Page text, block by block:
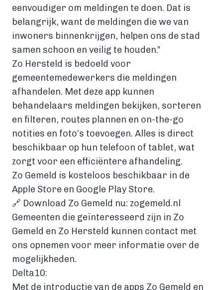
eenvoudiger om meldingen te doen. Dat is
belangrijk, want de meldingen die we van
inwoners binnenkrijgen, helpen ons de stad
samen schoon en veilig te houden.”
Zo Hersteld is bedoeld voor
gemeentemedewerkers die meldingen
afhandelen. Met deze app kunnen
behandelaars meldingen bekijken, sorteren
en filteren, routes plannen en on-the-go
notities en foto’s toevoegen. Alles is direct
beschikbaar op hun telefoon of tablet, wat
zorgt voor een efficiëntere afhandeling.
Zo Gemeld is kosteloos beschikbaar in de
Apple Store en Google Play Store.
🔗 Download Zo Gemeld nu: zogemeld.nl
Gemeenten die geïnteresseerd zijn in Zo
Gemeld en Zo Hersteld kunnen contact met
ons opnemen voor meer informatie over de
mogelijkheden.
Delta10:
Met de introductie van de apps Zo Gemeld en